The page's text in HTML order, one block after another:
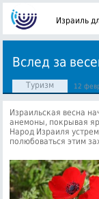
Израиль
Вслед за
Туризм 12
Израильская весна
анемоны, покрывая
Народ Израиля
полюбоваться этим